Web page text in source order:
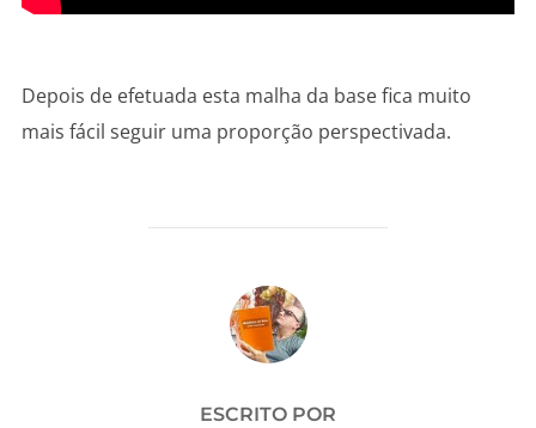
Depois de efetuada esta malha da base fica muito
mais fácil seguir uma proporção perspectivada.
AUTOR DO POST
ESCRITO POR